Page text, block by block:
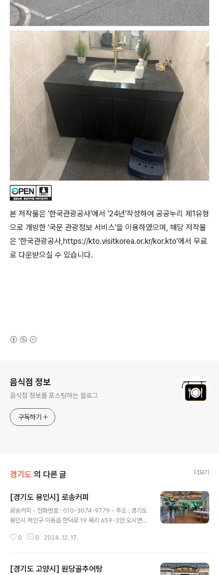
본 저작물은 '한국관광공사'에서 '24년'작성하여 공공누리 제1유형
으로 개방한 '국문 관광정보 서비스'을 이용하였으며, 해당 저작물
은 '한국관광공사,https://kto.visitkorea.or.kr/kor.kto'에서 무료
로 다운받으실 수 있습니다.
음식점 정보
음식점 정보를 포스팅하는 블로그
구독하기
경기도 의 다른 글 더보기
[경기도 용인시] 로송커피
로송커피 - 전화번호 : 010-3074-9779 - 주소 : 경기도
용인시 처인구 이동읍 한덕로 19 묵리 659-3안 오시면
점과 함께 운영되고 있으며예쁘고 맛있는 시그니처음료 맛
도 준비되어 있습니다.#용인카페 #처인구카페 #음료가맛
0 0 2024. 12. 17.
[경기도 고양시] 원당골추어탕